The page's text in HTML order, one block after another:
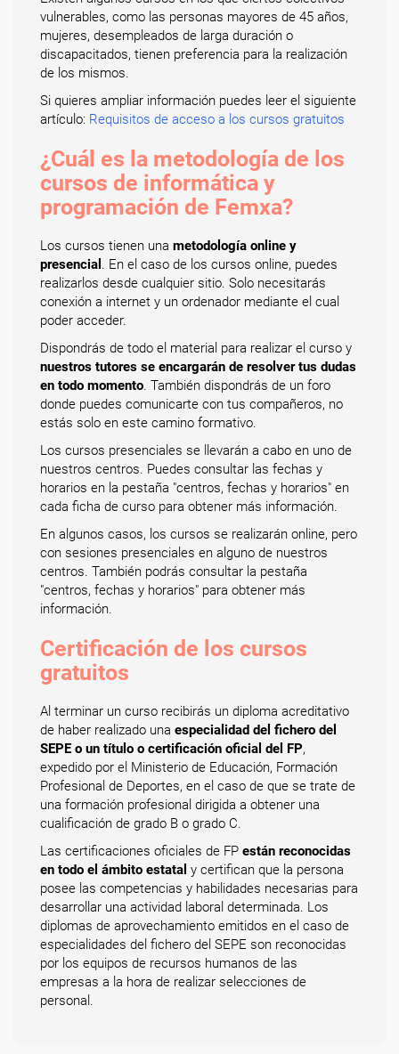
vulnerables, como las personas mayores de 45 años,
mujeres, desempleados de larga duración o
discapacitados, tienen preferencia para la realización
de los mismos.
Si quieres ampliar información puedes leer el siguiente
artículo: Requisitos de acceso a los cursos gratuitos
¿Cuál es la metodología de los
cursos de informática y
programación de Femxa?
Los cursos tienen una metodología online y
presencial . En el caso de los cursos online, puedes
realizarlos desde cualquier sitio. Solo necesitarás
conexión a internet y un ordenador mediante el cual
poder acceder.
Dispondrás de todo el material para realizar el curso y
nuestros tutores se encargarán de resolver tus dudas
en todo momento. También dispondrás de un foro
donde puedes comunicarte con tus compañeros, no
estás solo en este camino formativo.
Los cursos presenciales se llevarán a cabo en uno de
nuestros centros. Puedes consultar las fechas y
horarios en la pestaña "centros, fechas y horarios" en
cada ficha de curso para obtener más información.
En algunos casos, los cursos se realizarán online, pero
con sesiones presenciales en alguno de nuestros
centros. También podrás consultar la pestaña
"centros, fechas y horarios" para obtener más
información.
Certificación de los cursos
gratuitos
Al terminar un curso recibirás un diploma acreditativo
de haber realizado una especialidad del fichero del
SEPE o un título o certificación oficial del FP,
expedido por el Ministerio de Educación, Formación
Profesional de Deportes, en el caso de que se trate de
una formación profesional dirigida a obtener una
cualificación de grado B o grado C.
Las certificaciones oficiales de FP están reconocidas
en todo el ámbito estatal y certifican que la persona
posee las competencias y habilidades necesarias para
desarrollar una actividad laboral determinada. Los
diplomas de aprovechamiento emitidos en el caso de
especialidades del fichero del SEPE son reconocidas
por los equipos de recursos humanos de las
empresas a la hora de realizar selecciones de
personal.